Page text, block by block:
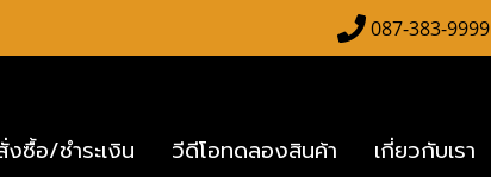
087-383-9999
งซื้อ/ชำระเงิน วีดีโอทดลองสินค้า เกี่ยวกับเรา